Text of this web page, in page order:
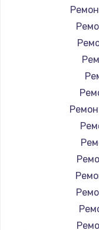
Замена /
Замена